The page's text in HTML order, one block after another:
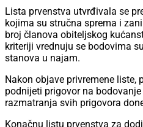
Lista prvenstva utvrđivala se
kojima su stručna sprema i
broj članova obiteljskog
kriteriji vrednuju se bodovima
stanova u najam.
Nakon objave privremene
podnijeti prigovor na
razmatranja svih prigovora
Konačnu listu prvenstva za